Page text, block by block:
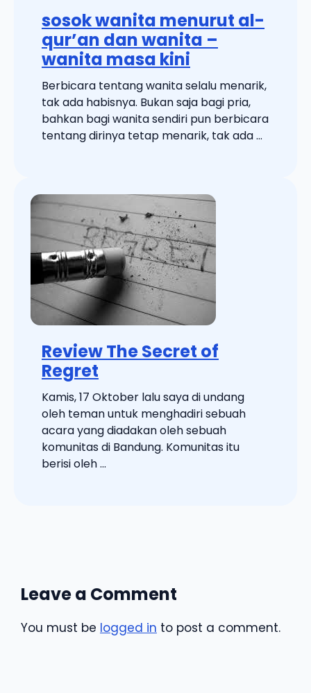
sosok wanita menurut al-
qur’an dan wanita –
wanita masa kini
Berbicara tentang wanita selalu menarik,
tak ada habisnya. Bukan saja bagi pria,
bahkan bagi wanita sendiri pun berbicara
tentang dirinya tetap menarik, tak ada ...
Review The Secret of
Regret
Kamis, 17 Oktober lalu saya di undang
oleh teman untuk menghadiri sebuah
acara yang diadakan oleh sebuah
komunitas di Bandung. Komunitas itu
berisi oleh ...
Leave a Comment
You must be logged in to post a comment.